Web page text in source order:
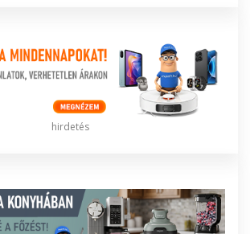
hirdetés